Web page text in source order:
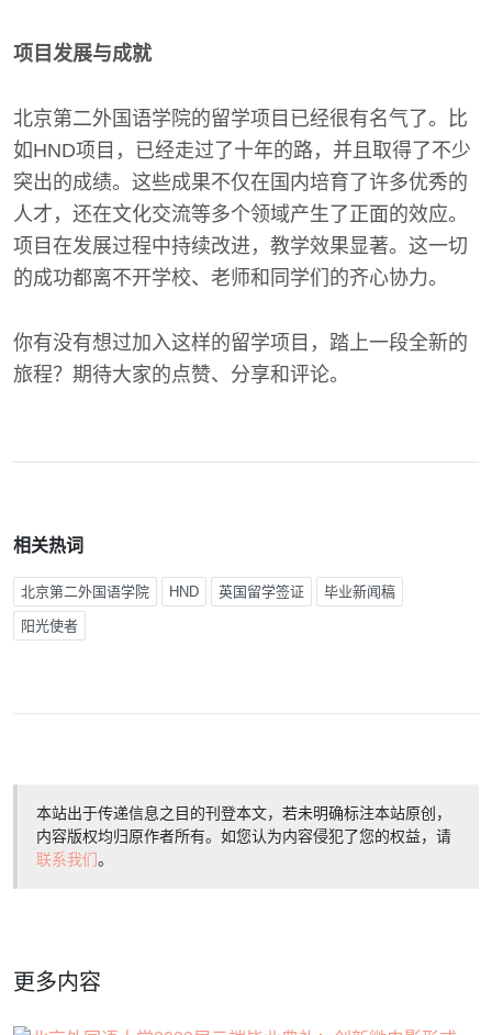
项目发展与成就
北京第二外国语学院的留学项目已经很有名气了。比
如HND项目，已经走过了十年的路，并且取得了不少
突出的成绩。这些成果不仅在国内培育了许多优秀的
人才，还在文化交流等多个领域产生了正面的效应。
项目在发展过程中持续改进，教学效果显著。这一切
的成功都离不开学校、老师和同学们的齐心协力。
你有没有想过加入这样的留学项目，踏上一段全新的
旅程？期待大家的点赞、分享和评论。
相关热词
北京第二外国语学院 HND 英国留学签证 毕业新闻稿
阳光使者
本站出于传递信息之目的刊登本文，若未明确标注本站原创，
内容版权均归原作者所有。如您认为内容侵犯了您的权益，请
联系我们。
更多内容